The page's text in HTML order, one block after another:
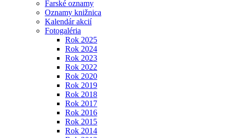
Farské oznamy
Oznamy knižnica
Kalendár akcií
Fotogaléria
Rok 2025
Rok 2024
Rok 2023
Rok 2022
Rok 2020
Rok 2019
Rok 2018
Rok 2017
Rok 2016
Rok 2015
Rok 2014